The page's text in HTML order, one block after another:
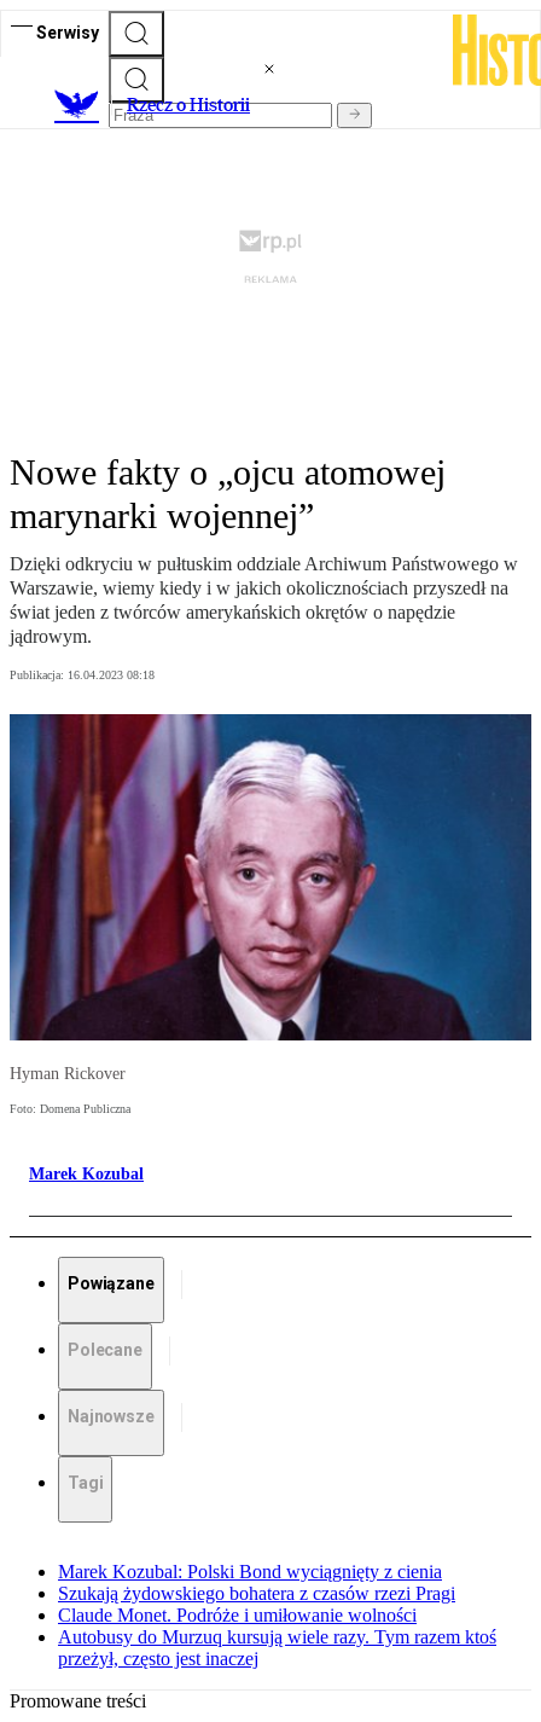
Serwisy
Rzecz o Historii
Nowe fakty o „ojcu atomowej
marynarki wojennej”
Dzięki odkryciu w pułtuskim oddziale Archiwum Państwowego w
Warszawie, wiemy kiedy i w jakich okolicznościach przyszedł na
świat jeden z twórców amerykańskich okrętów o napędzie
jądrowym.
Publikacja: 16.04.2023 08:18
Hyman Rickover
Foto: Domena Publiczna
Marek Kozubal
Powiązane
Polecane
Najnowsze
Tagi
Marek Kozubal: Polski Bond wyciągnięty z cienia
Szukają żydowskiego bohatera z czasów rzezi Pragi
Claude Monet. Podróże i umiłowanie wolności
Autobusy do Murzuq kursują wiele razy. Tym razem ktoś
przeżył, często jest inaczej
Promowane treści